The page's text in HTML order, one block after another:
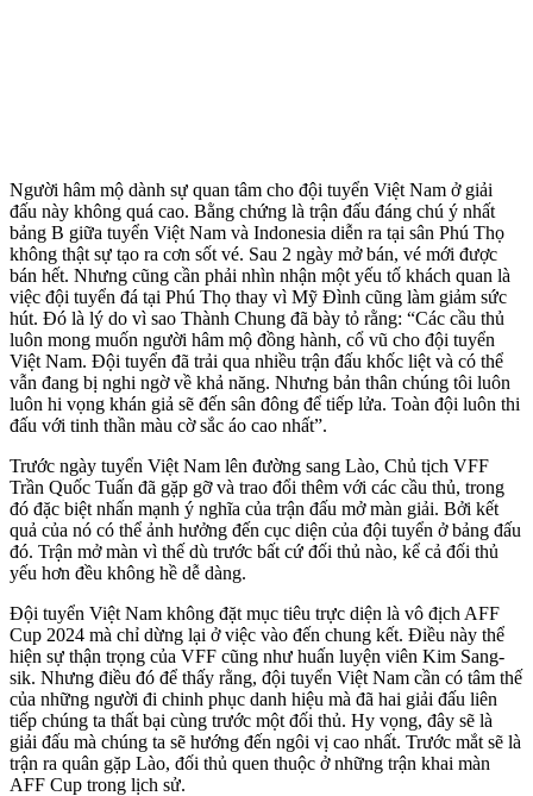
Người hâm mộ dành sự quan tâm cho đội tuyển Việt Nam ở giải
đấu này không quá cao. Bằng chứng là trận đấu đáng chú ý nhất
bảng B giữa tuyển Việt Nam và Indonesia diễn ra tại sân Phú Thọ
không thật sự tạo ra cơn sốt vé. Sau 2 ngày mở bán, vé mới được
bán hết. Nhưng cũng cần phải nhìn nhận một yếu tố khách quan là
việc đội tuyển đá tại Phú Thọ thay vì Mỹ Đình cũng làm giảm sức
hút. Đó là lý do vì sao Thành Chung đã bày tỏ rằng: “Các cầu thủ
luôn mong muốn người hâm mộ đồng hành, cổ vũ cho đội tuyển
Việt Nam. Đội tuyển đã trải qua nhiều trận đấu khốc liệt và có thể
vẫn đang bị nghi ngờ về khả năng. Nhưng bản thân chúng tôi luôn
luôn hi vọng khán giả sẽ đến sân đông để tiếp lửa. Toàn đội luôn thi
đấu với tinh thần màu cờ sắc áo cao nhất”.
Trước ngày tuyển Việt Nam lên đường sang Lào, Chủ tịch VFF
Trần Quốc Tuấn đã gặp gỡ và trao đổi thêm với các cầu thủ, trong
đó đặc biệt nhấn mạnh ý nghĩa của trận đấu mở màn giải. Bởi kết
quả của nó có thể ảnh hưởng đến cục diện của đội tuyển ở bảng đấu
đó. Trận mở màn vì thế dù trước bất cứ đối thủ nào, kể cả đối thủ
yếu hơn đều không hề dễ dàng.
Đội tuyển Việt Nam không đặt mục tiêu trực diện là vô địch AFF
Cup 2024 mà chỉ dừng lại ở việc vào đến chung kết. Điều này thể
hiện sự thận trọng của VFF cũng như huấn luyện viên Kim Sang-
sik. Nhưng điều đó để thấy rằng, đội tuyển Việt Nam cần có tâm thế
của những người đi chinh phục danh hiệu mà đã hai giải đấu liên
tiếp chúng ta thất bại cùng trước một đối thủ. Hy vọng, đây sẽ là
giải đấu mà chúng ta sẽ hướng đến ngôi vị cao nhất. Trước mắt sẽ là
trận ra quân gặp Lào, đối thủ quen thuộc ở những trận khai màn
AFF Cup trong lịch sử.